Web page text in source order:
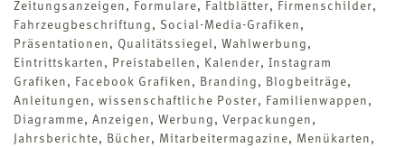
Zeitungsanzeigen, Formulare, Faltblätter, Firmenschilder,
Fahrzeugbeschriftung, Social-Media-Grafiken,
Präsentationen, Qualitätssiegel, Wahlwerbung,
Eintrittskarten, Preistabellen, Kalender, Instagram
Grafiken, Facebook Grafiken, Branding, Blogbeiträge,
Anleitungen, wissenschaftliche Poster, Familienwappen,
Diagramme, Anzeigen, Werbung, Verpackungen,
Jahrsberichte, Bücher, Mitarbeitermagazine, Menükarten,